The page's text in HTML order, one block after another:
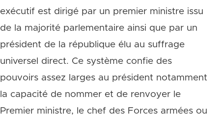
exécutif est dirigé par un premier ministre issu
de la majorité parlementaire ainsi que par un
président de la république élu au suffrage
universel direct. Ce système confie des
pouvoirs assez larges au président notamment
la capacité de nommer et de renvoyer le
Premier ministre, le chef des Forces armées ou